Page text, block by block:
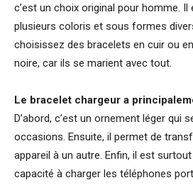
c’est un choix original pour homme. Il
plusieurs coloris et sous formes
choisissez des bracelets en cuir ou
noire, car ils se marient avec tout.
Le bracelet chargeur a
D’abord, c’est un ornement léger qui
occasions. Ensuite, il permet de
appareil à un autre. Enfin, il est
capacité à charger les téléphones